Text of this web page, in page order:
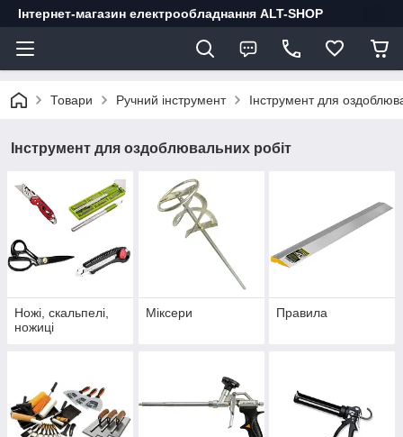
Інтернет-магазин електрообладнання ALT-SHOP
Товари Ручний інструмент Інструмент для
Інструмент для оздоблювальних робіт
Ножі, скальпелі,
ножиці
Міксери Правила